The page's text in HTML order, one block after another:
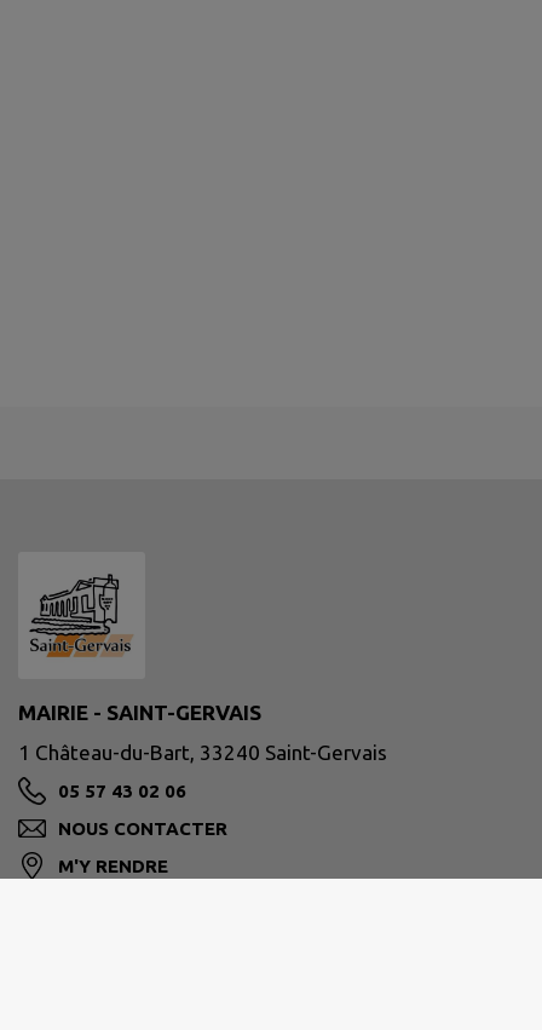
MAIRIE - SAINT-GERVAIS
1 Château-du-Bart, 33240 Saint-Gervais
05 57 43 02 06
NOUS CONTACTER
M'Y RENDRE